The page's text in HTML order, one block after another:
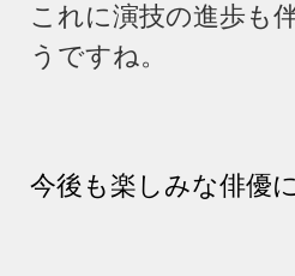
これに演技の進歩も
うですね。
今後も楽しみな俳優